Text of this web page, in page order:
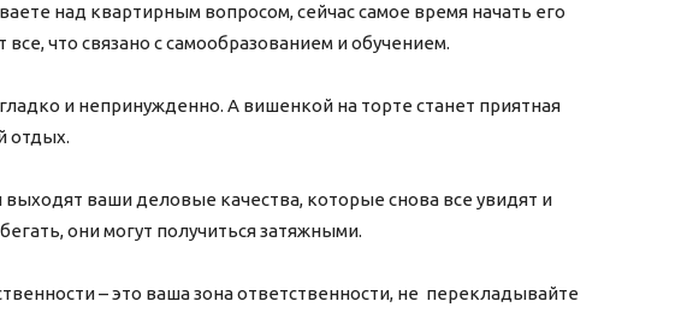
над квартирным вопросом, сейчас самое время начать его
все, что связано с самообразованием и обучением.
и непринужденно. А вишенкой на торте станет приятная
отдых.
ваши деловые качества, которые снова все увидят и
они могут получиться затяжными.
– это ваша зона ответственности, не перекладывайте